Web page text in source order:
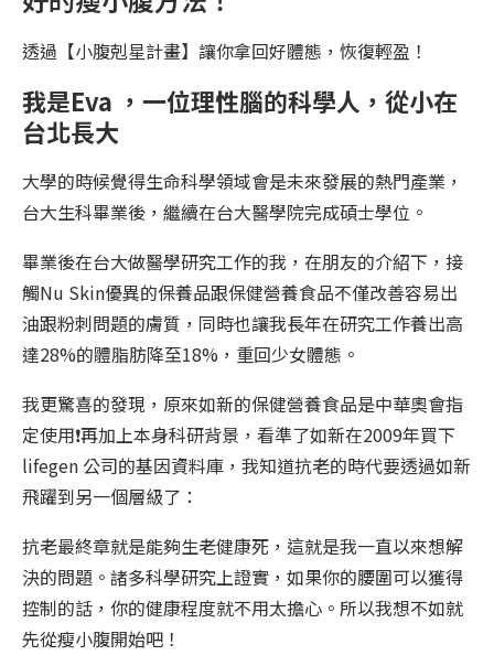
透過【小腹剋星計畫】讓你拿回好體態，恢復輕盈！
我是Eva ，一位理性腦的科學人，從小在
台北長大
大學的時候覺得生命科學領域會是未來發展的熱門產業，
台大生科畢業後，繼續在台大醫學院完成碩士學位。
畢業後在台大做醫學研究工作的我，在朋友的介紹下，接
觸Nu Skin優異的保養品跟保健營養食品不僅改善容易出
油跟粉刺問題的膚質，同時也讓我長年在研究工作養出高
達28%的體脂肪降至18%，重回少女體態。
我更驚喜的發現，原來如新的保健營養食品是中華奧會指
定使用❗️再加上本身科研背景，看準了如新在2009年買下
lifegen 公司的基因資料庫，我知道抗老的時代要透過如新
飛躍到另一個層級了：
抗老最終章就是能夠生老健康死，這就是我一直以來想解
決的問題。諸多科學研究上證實，如果你的腰圍可以獲得
控制的話，你的健康程度就不用太擔心。所以我想不如就
先從瘦小腹開始吧！